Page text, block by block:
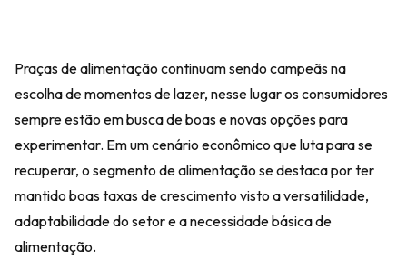
Praças de alimentação continuam sendo campeãs na
escolha de momentos de lazer, nesse lugar os consumidores
sempre estão em busca de boas e novas opções para
experimentar. Em um cenário econômico que luta para se
recuperar, o segmento de alimentação se destaca por ter
mantido boas taxas de crescimento visto a versatilidade,
adaptabilidade do setor e a necessidade básica de
alimentação.